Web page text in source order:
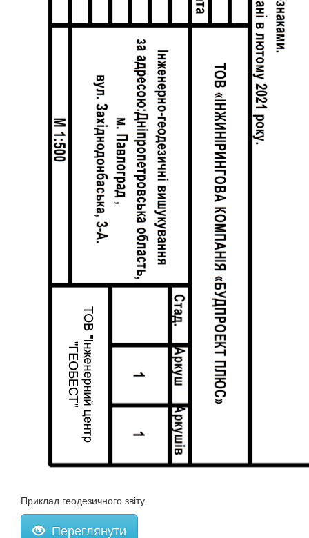
Приклад геодезичного звіту
Переглянути